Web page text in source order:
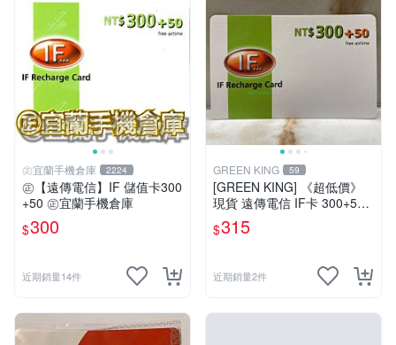
㊣宜蘭手機倉庫 2224
㊣【遠傳電信】IF 儲值卡300
+50 ㊣宜蘭手機倉庫
$300
近期銷量14件
GREEN KING 59
[GREEN KING] 《超低價》
現貨 遠傳電信 IF卡 300+50
通話費儲值卡 預付卡 電話卡
面額350
$315
近期銷量2件